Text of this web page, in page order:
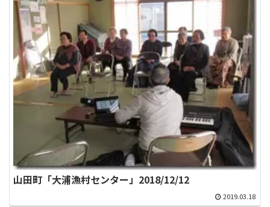
山田町「大浦漁村センター」2018/12/12
2019.03.18